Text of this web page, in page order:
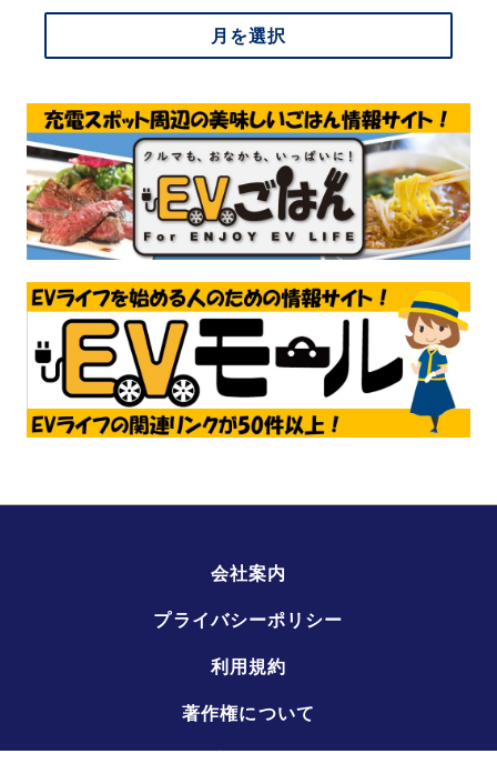
月を選択
会社案内
プライバシーポリシー
利用規約
著作権について